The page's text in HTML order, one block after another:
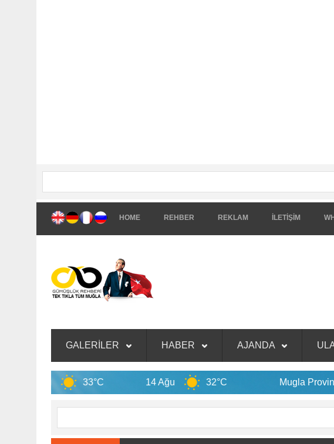
HOME REHBER REKLAM İLETİŞİM
GALERİLER HABER AJANDA
33°C 32°C Mugla Province